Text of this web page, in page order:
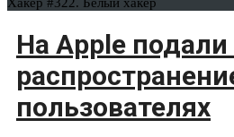
Хакер #322. Белый хакер
На Apple подали
пользователях